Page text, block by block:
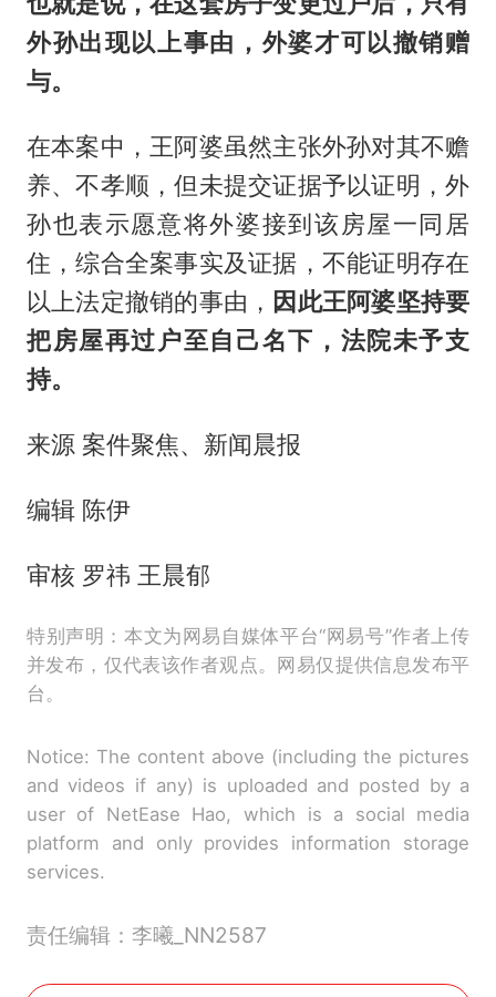
外孙出现以上事由，外婆才可以撤销赠
与。
在本案中，王阿婆虽然主张外孙对其不赡
养、不孝顺，但未提交证据予以证明，外
孙也表示愿意将外婆接到该房屋一同居
住，综合全案事实及证据，不能证明存在
以上法定撤销的事由， 因此王阿婆坚持要
把房屋再过户至自己名下，法院未予支
持。
来源 案件聚焦、新闻晨报
编辑 陈伊
审核 罗祎 王晨郁
特别声明：本文为网易自媒体平台“网易号”作者上传
并发布，仅代表该作者观点。网易仅提供信息发布平
台。
Notice: The content above (including the pictures
and videos if any) is uploaded and posted by a
user of NetEase Hao, which is a social media
platform and only provides information storage
services.
责任编辑：李曦_NN2587